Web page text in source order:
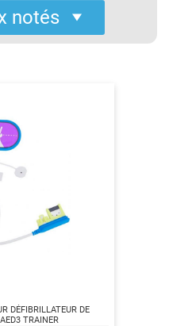
DÉFIBRILLATEUR DE
TRAINER